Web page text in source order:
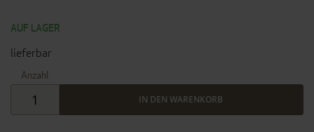
AUF LAGER
lieferbar
Anzahl
IN DEN WARENKORB